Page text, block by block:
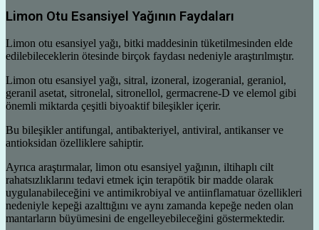
Limon Otu Esansiyel Yağının Faydaları
Limon otu esansiyel yağı, bitki maddesinin tüketilmesinden elde
edilebileceklerin ötesinde birçok faydası nedeniyle araştırılmıştır.
Limon otu esansiyel yağı, sitral, izoneral, izogeranial, geraniol,
geranil asetat, sitronelal, sitronellol, germacrene-D ve elemol gibi
önemli miktarda çeşitli biyoaktif bileşikler içerir.
Bu bileşikler antifungal, antibakteriyel, antiviral, antikanser ve
antioksidan özelliklere sahiptir.
Ayrıca araştırmalar, limon otu esansiyel yağının, iltihaplı cilt
rahatsızlıklarını tedavi etmek için terapötik bir madde olarak
uygulanabileceğini ve antimikrobiyal ve antiinflamatuar özellikleri
nedeniyle kepeği azalttığını ve aynı zamanda kepeğe neden olan
mantarların büyümesini de engelleyebileceğini göstermektedir.